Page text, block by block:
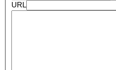
URL